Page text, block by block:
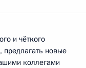
и чёткого
предлагать новые
коллегами